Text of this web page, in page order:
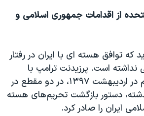
از اقدامات جمهوری اسلامی و
که توافق هسته ای با ایران در رفتار
نداشته است. پرزیدنت ترامپ با
۱۳۹۷، در دو مقطع در
دستور بازگشت تحریم‌های هسته
ایران را صادر کرد.